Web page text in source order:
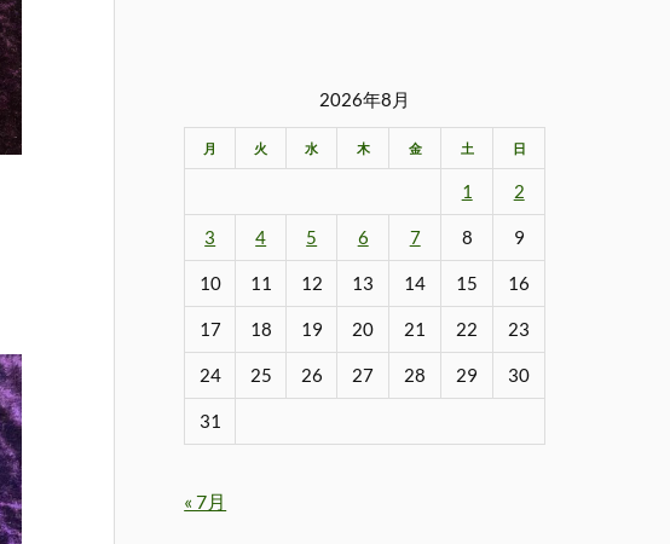
2026年8月
月 火 水 木 金 土 日
1 2
3 4 5 6 7 8 9
10 11 12 13 14 15 16
17 18 19 20 21 22 23
24 25 26 27 28 29 30
31
« 7月